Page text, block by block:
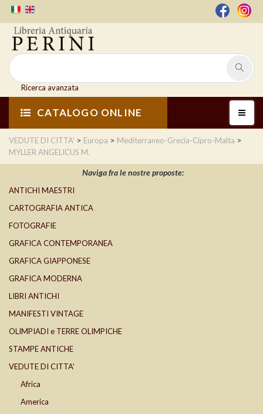
Ricerca avanzata
CATALOGO ONLINE
VEDUTE DI CITTA' > Europa > Mediterraneo-Grecia-Cipro-Malta >
MYLLER ANGELICUS M.
Naviga fra le nostre proposte:
ANTICHI MAESTRI
CARTOGRAFIA ANTICA
FOTOGRAFIE
GRAFICA CONTEMPORANEA
GRAFICA GIAPPONESE
GRAFICA MODERNA
LIBRI ANTICHI
MANIFESTI VINTAGE
OLIMPIADI e TERRE OLIMPICHE
STAMPE ANTICHE
VEDUTE DI CITTA'
Africa
America